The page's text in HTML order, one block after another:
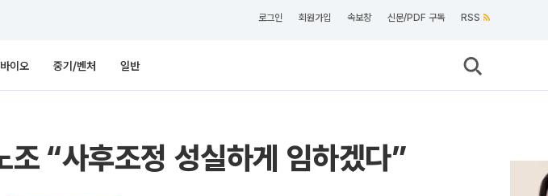
로그인 회원가입 속보창 신문/PDF 구독 RSS
이오 중기/벤처 일반
“사후조정 성실하게 임하겠다”